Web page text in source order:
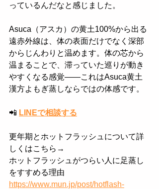
っているんだなと感じました。
Asuca（アスカ）の黄土100%から出る
遠赤外線は、体の表面だけでなく深部
からじんわりと温めます。体の芯から
温まることで、滞っていた巡りが動き
やすくなる感覚——これはAsuca黄土
漢方よもぎ蒸しならではの体感です。
📲 LINEで相談する
更年期とホットフラッシュについて詳
しくはこちら→
ホットフラッシュがつらい人に足蒸し
をすすめる理由
https://www.mun.jp/post/hotflash-